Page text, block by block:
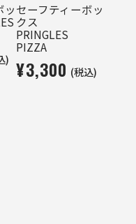
ッ
)
セーフティーボッ
クス
PRINGLES
PIZZA
¥3,300 (税込)